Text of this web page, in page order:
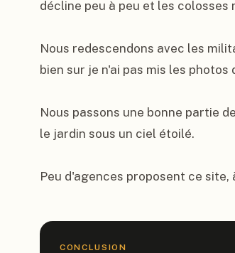
décline peu à peu et les
Nous redescendons avec les
bien sur je n'ai pas mis les photos
Nous passons une bonne partie
le jardin sous un ciel étoilé.
Peu d'agences proposent ce
CONCLUSION